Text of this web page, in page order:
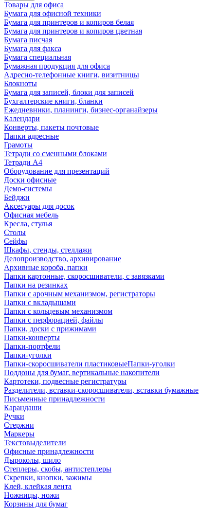
Товары для офиса
Бумага для офисной техники
Бумага для принтеров и копиров белая
Бумага для принтеров и копиров цветная
Бумага писчая
Бумага для факса
Бумага специальная
Бумажная продукция для офиса
Адресно-телефонные книги, визитницы
Блокноты
Бумага для записей, блоки для записей
Бухгалтерские книги, бланки
Ежедневники, планинги, бизнес-органайзеры
Календари
Конверты, пакеты почтовые
Папки адресные
Грамоты
Тетради со сменными блоками
Тетради А4
Оборудование для презентаций
Доски офисные
Демо-системы
Бейджи
Аксесуары для досок
Офисная мебель
Кресла, стулья
Столы
Сейфы
Шкафы, стенды, стеллажи
Делопроизводство, архивирование
Архивные короба, папки
Папки картонные, скоросшиватели, с завязками
Папки на резинках
Папки с арочным механизмом, регистраторы
Папки с вкладышами
Папки с кольцевым механизмом
Папки с перфорацией, файлы
Папки, доски с прижимами
Папки-конверты
Папки-портфели
Папки-уголки
Папки-скоросшиватели пластиковыеПапки-уголки
Поддоны для бумаг, вертикальные накопители
Картотеки, подвесные регистратуры
Разделители, вставки-скоросшиватели, вставки бумажные
Письменные принадлежности
Карандаши
Ручки
Стержни
Маркеры
Текстовыделители
Офисные принадлежности
Дыроколы, шило
Степлеры, скобы, антистеплеры
Скрепки, кнопки, зажимы
Клей, клейкая лента
Ножницы, ножи
Корзины для бумаг